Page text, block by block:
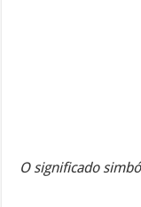
O significado